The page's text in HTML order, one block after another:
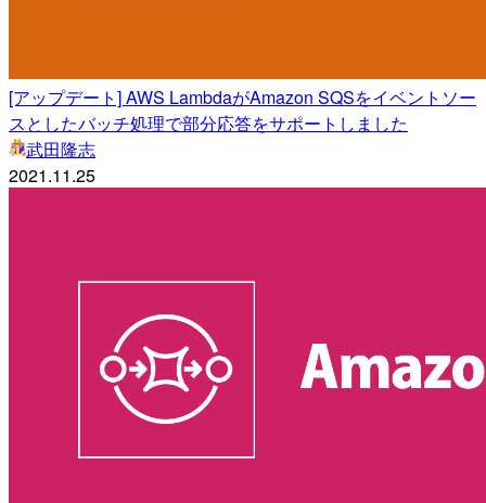
[アップデート] AWS LambdaがAmazon SQSをイベントソー
スとしたバッチ処理で部分応答をサポートしました
武田隆志
2021.11.25